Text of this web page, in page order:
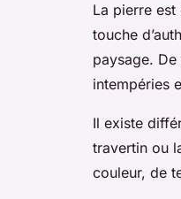
La pierre
touche
paysage.
intempéries
Il existe
travertin ou
couleur, de